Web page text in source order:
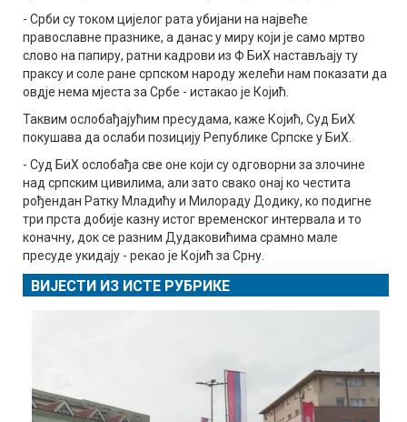
- Срби су током цијелог рата убијани на највеће
православне празнике, а данас у миру који је само мртво
слово на папиру, ратни кадрови из Ф БиХ настављају ту
праксу и соле ране српском народу желећи нам показати да
овдје нема мјеста за Србе - истакао је Којић.
Таквим ослобађајућим пресудама, каже Којић, Суд БиХ
покушава да ослаби позицију Републике Српске у БиХ.
- Суд БиХ ослобађа све оне који су одговорни за злочине
над српским цивилима, али зато свако онај ко честита
рођендан Ратку Младићу и Милораду Додику, ко подигне
три прста добије казну истог временског интервала и то
коначну, док се разним Дудаковићима срамно мале
пресуде укидају - рекао је Којић за Срну.
ВИЈЕСТИ ИЗ ИСТЕ РУБРИКЕ